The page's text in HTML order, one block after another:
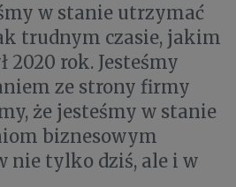
w stanie utrzymać
trudnym czasie, jakim
2020 rok. Jesteśmy
ze strony firmy
że jesteśmy w stanie
biznesowym
nie tylko dziś, ale i w